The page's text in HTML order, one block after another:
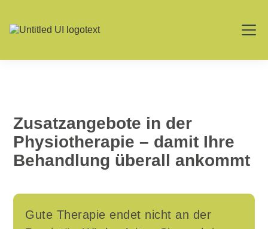
Zusatzangebote in der
Physiotherapie – damit Ihre
Behandlung überall ankommt
Gute Therapie endet nicht an der